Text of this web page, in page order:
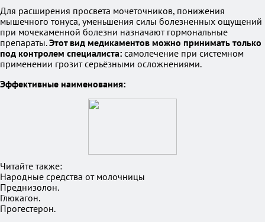
Для расширения просвета мочеточников, понижения
мышечного тонуса, уменьшения силы болезненных ощущений
при мочекаменной болезни назначают гормональные
препараты.Этот вид медикаментов можно принимать только
под контролем специалиста: самолечение при системном
применении грозит серьёзными осложнениями.
Эффективные наименования:
Читайте также:
Народные средства от молочницы
Преднизолон.
Глюкагон.
Прогестерон.